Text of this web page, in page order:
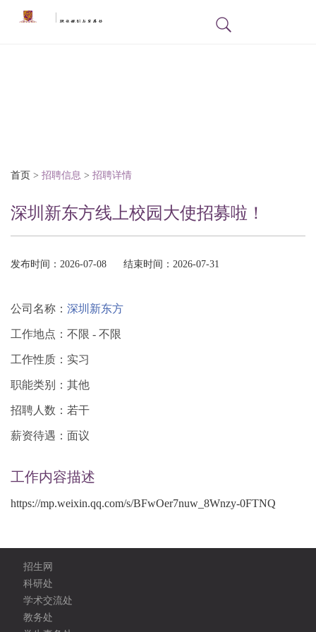
首页 > 招聘信息 > 招聘详情
深圳新东方线上校园大使招募啦！
发布时间：2026-07-08 结束时间：2026-07-31
公司名称： 深圳新东方
工作地点：不限 - 不限
工作性质：实习
职能类别：其他
招聘人数：若干
薪资待遇：面议
工作内容描述
https://mp.weixin.qq.com/s/BFwOer7nuw_8Wnzy-0FTNQ
招生网
科研处
学术交流处
教务处